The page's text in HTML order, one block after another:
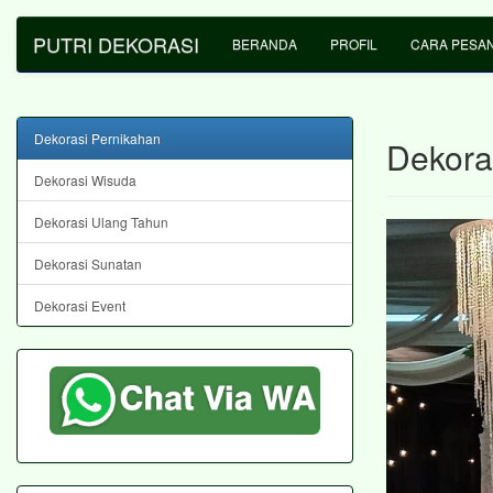
PUTRI DEKORASI BERANDA PROFIL CARA
Dekorasi Pernikahan
Dekorasi Wisuda
Dekorasi Ulang Tahun
Dekorasi Sunatan
Dekorasi Event